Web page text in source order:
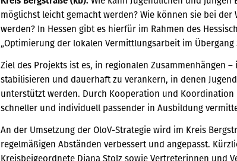
möglichst leicht gemacht werden? Wie können sie bei
werden? In Hessen gibt es hierfür im Rahmen des
„Optimierung der lokalen Vermittlungsarbeit im Übergang
Ziel des Projekts ist es, in regionalen Zusammenhängen
stabilisieren und dauerhaft zu verankern, in denen
unterstützt werden. Durch Kooperation und
schneller und individuell passender in Ausbildung
An der Umsetzung der OloV-Strategie wird im Kreis
regelmäßigen Abständen verbessert und angepasst.
Kreisbeigeordnete Diana Stolz sowie Vertreterinnen und